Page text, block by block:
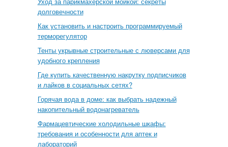
долговечности
Как установить и настроить программируемый
терморегулятор
Тенты укрывные строительные с люверсами для
удобного крепления
Где купить качественную накрутку подписчиков
и лайков в социальных сетях?
Горячая вода в доме: как выбрать надежный
накопительный водонагреватель
Фармацевтические холодильные шкафы:
требования и особенности для аптек и
лабораторий